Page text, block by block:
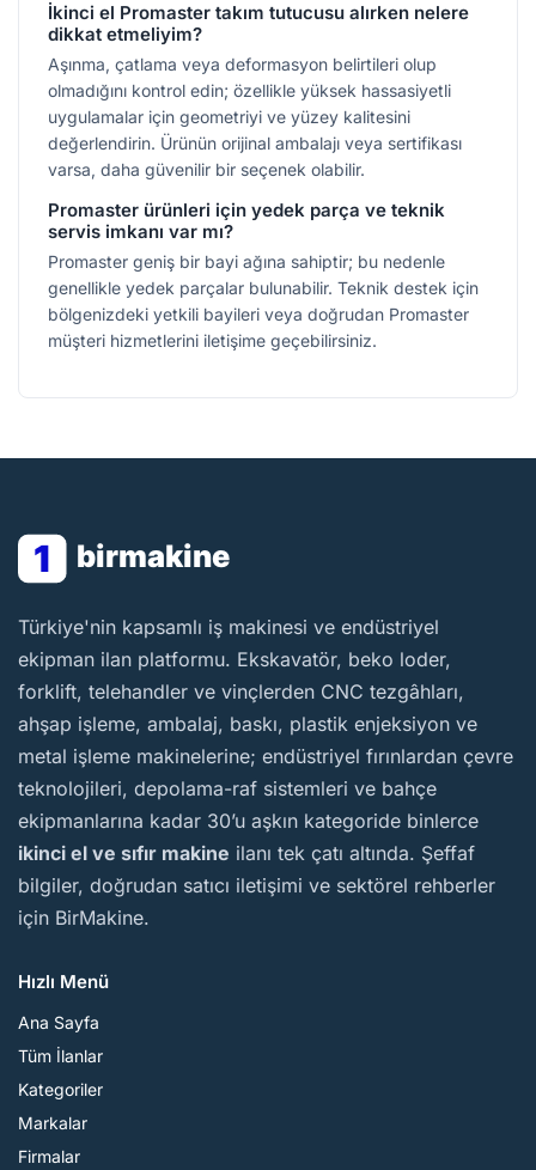
İkinci el Promaster takım tutucusu alırken nelere
dikkat etmeliyim?
Aşınma, çatlama veya deformasyon belirtileri olup
olmadığını kontrol edin; özellikle yüksek hassasiyetli
uygulamalar için geometriyi ve yüzey kalitesini
değerlendirin. Ürünün orijinal ambalajı veya sertifikası
varsa, daha güvenilir bir seçenek olabilir.
Promaster ürünleri için yedek parça ve teknik
servis imkanı var mı?
Promaster geniş bir bayi ağına sahiptir; bu nedenle
genellikle yedek parçalar bulunabilir. Teknik destek için
bölgenizdeki yetkili bayileri veya doğrudan Promaster
müşteri hizmetlerini iletişime geçebilirsiniz.
1 birmakine
BirMakine
Türkiye'nin kapsamlı iş makinesi ve endüstriyel
ekipman ilan platformu. Ekskavatör, beko loder,
forklift, telehandler ve vinçlerden CNC tezgâhları,
ahşap işleme, ambalaj, baskı, plastik enjeksiyon ve
metal işleme makinelerine; endüstriyel fırınlardan çevre
teknolojileri, depolama-raf sistemleri ve bahçe
ekipmanlarına kadar 30’u aşkın kategoride binlerce
ikinci el ve sıfır makine ilanı tek çatı altında. Şeffaf
bilgiler, doğrudan satıcı iletişimi ve sektörel rehberler
için BirMakine.
Hızlı Menü
Ana Sayfa
Tüm İlanlar
Kategoriler
Markalar
Firmalar